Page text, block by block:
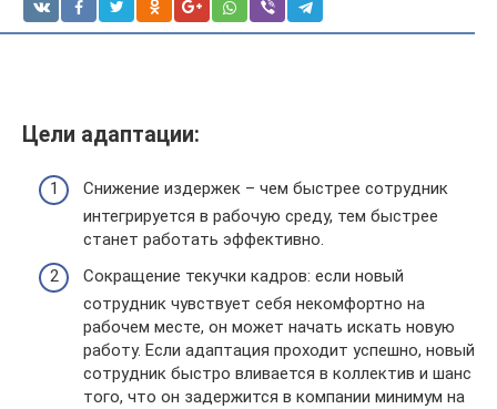
Цели адаптации:
Снижение издержек – чем быстрее сотрудник
интегрируется в рабочую среду, тем быстрее
станет работать эффективно.
Сокращение текучки кадров: если новый
сотрудник чувствует себя некомфортно на
рабочем месте, он может начать искать новую
работу. Если адаптация проходит успешно, новый
сотрудник быстро вливается в коллектив и шанс
того, что он задержится в компании минимум на